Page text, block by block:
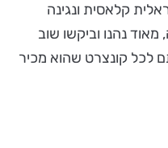
קלאסית ונגינה
נהנו וביקשו שוב
לכל קונצרט שהוא מכיר